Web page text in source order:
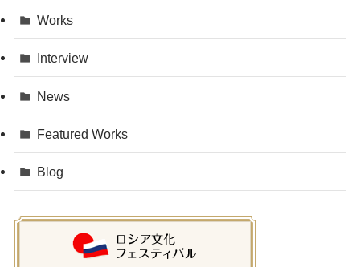
Works
Interview
News
Featured Works
Blog